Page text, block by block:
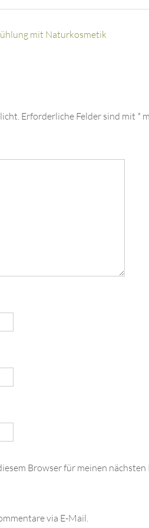
mit Naturkosmetik
Erforderliche Felder sind mit *
Browser für meinen
via E-Mail.